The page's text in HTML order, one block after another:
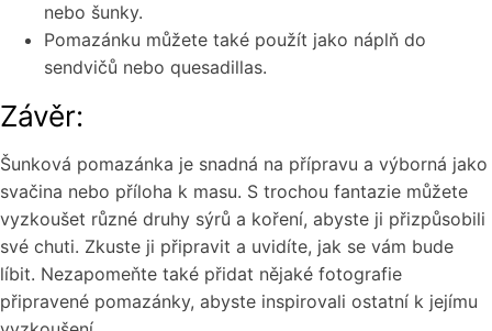
nebo šunky.
Pomazánku můžete také použít jako náplň do
sendvičů nebo quesadillas.
Závěr:
Šunková pomazánka je snadná na přípravu a výborná jako
svačina nebo příloha k masu. S trochou fantazie můžete
vyzkoušet různé druhy sýrů a koření, abyste ji přizpůsobili
své chuti. Zkuste ji připravit a uvidíte, jak se vám bude
líbit. Nezapomeňte také přidat nějaké fotografie
připravené pomazánky, abyste inspirovali ostatní k jejímu